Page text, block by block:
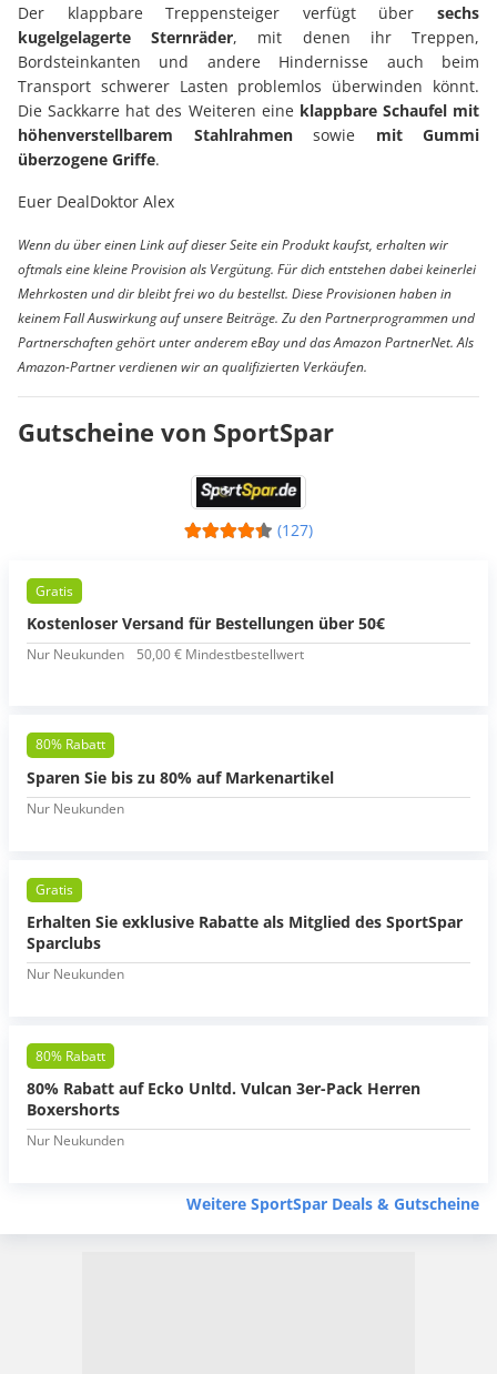
Der klappbare Treppensteiger verfügt über sechs
kugelgelagerte Sternräder, mit denen ihr Treppen,
Bordsteinkanten und andere Hindernisse auch beim
Transport schwerer Lasten problemlos überwinden könnt.
Die Sackkarre hat des Weiteren eine klappbare Schaufel mit
höhenverstellbarem Stahlrahmensowie mit Gummi
überzogene Griffe.
Euer DealDoktor Alex
Wenn du über einen Link auf dieser Seite ein Produkt kaufst, erhalten wir
oftmals eine kleine Provision als Vergütung. Für dich entstehen dabei keinerlei
Mehrkosten und dir bleibt frei wo du bestellst. Diese Provisionen haben in
keinem Fall Auswirkung auf unsere Beiträge. Zu den Partnerprogrammen und
Partnerschaften gehört unter anderem eBay und das Amazon PartnerNet. Als
Amazon-Partner verdienen wir an qualifizierten Verkäufen.
Gutscheine von SportSpar
(127)
Gratis
Kostenloser Versand für Bestellungen über 50€
Nur Neukunden 50,00 € Mindestbestellwert
80% Rabatt
Sparen Sie bis zu 80% auf Markenartikel
Nur Neukunden
Gratis
Erhalten Sie exklusive Rabatte als Mitglied des SportSpar
Sparclubs
Nur Neukunden
80% Rabatt
80% Rabatt auf Ecko Unltd. Vulcan 3er-Pack Herren
Boxershorts
Nur Neukunden
Weitere SportSpar Deals & Gutscheine